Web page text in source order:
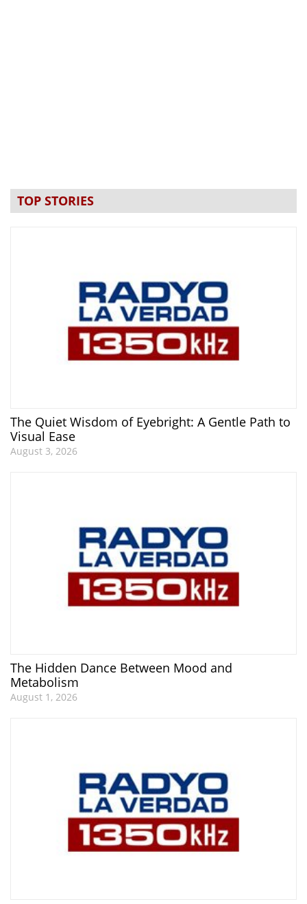
TOP STORIES
The Quiet Wisdom of Eyebright: A Gentle Path to
Visual Ease
August 3, 2026
The Hidden Dance Between Mood and
Metabolism
August 1, 2026